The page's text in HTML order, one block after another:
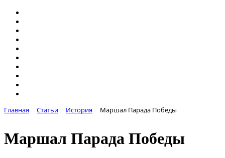
Главная Статьи История Маршал Парада Победы
Маршал Парада Победы